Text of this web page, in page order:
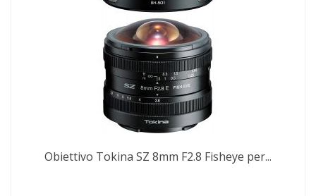
Obiettivo Tokina SZ 8mm F2.8 Fisheye per...